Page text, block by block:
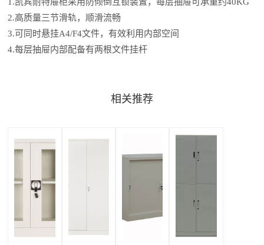
2.高质量三节滑轨，顺滑流畅
3.可同时悬挂A4/F4文件，有效利用内部空间
4.每层抽屉内部配备有两根文件挂杆
相关推荐